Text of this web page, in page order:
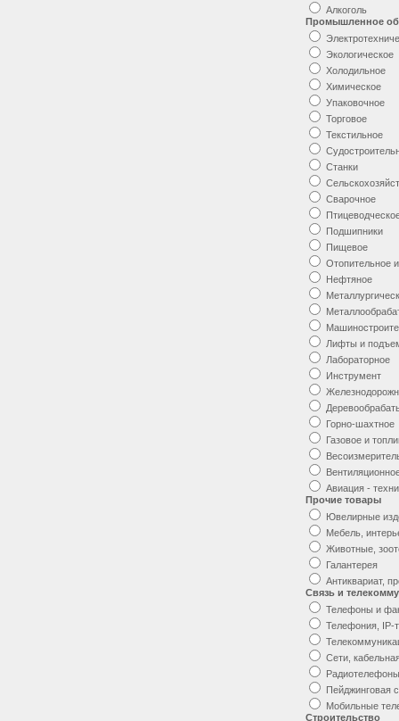
Алкоголь
Промышленное
Экологическое
Холодильное
Химическое
Упаковочное
Торговое
Текстильное
Станки
Сварочное
Подшипники
Пищевое
Отопительное
Нефтяное
Лифты и
Лабораторное
Инструмент
Горно-шахтное
Газовое и
Авиация -
Прочие товары
Ювелирные
Мебель,
Животные,
Галантерея
Антиквариат,
Связь и
Телефоны и
Телефония, IP-
Сети,
Пейджинговая
Мобильные
Строительство